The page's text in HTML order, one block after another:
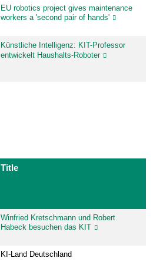
EU robotics project gives maintenance
workers a 'second pair of hands'
Künstliche Intelligenz: KIT-Professor
entwickelt Haushalts-Roboter
Title
Winfried Kretschmann und Robert
Habeck besuchen das KIT
KI-Land Deutschland